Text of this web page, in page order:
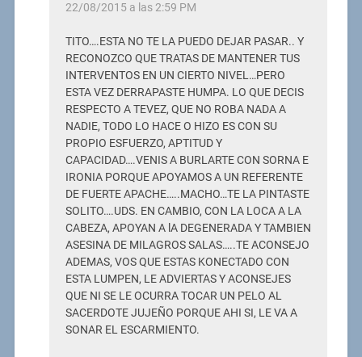
22/08/2015 a las 2:59 PM
TITO….ESTA NO TE LA PUEDO DEJAR PASAR.. Y
RECONOZCO QUE TRATAS DE MANTENER TUS
INTERVENTOS EN UN CIERTO NIVEL…PERO
ESTA VEZ DERRAPASTE HUMPA. LO QUE DECIS
RESPECTO A TEVEZ, QUE NO ROBA NADA A
NADIE, TODO LO HACE O HIZO ES CON SU
PROPIO ESFUERZO, APTITUD Y
CAPACIDAD….VENIS A BURLARTE CON SORNA E
IRONIA PORQUE APOYAMOS A UN REFERENTE
DE FUERTE APACHE…..MACHO…TE LA PINTASTE
SOLITO….UDS. EN CAMBIO, CON LA LOCA A LA
CABEZA, APOYAN A lA DEGENERADA Y TAMBIEN
ASESINA DE MILAGROS SALAS…..TE ACONSEJO
ADEMAS, VOS QUE ESTAS KONECTADO CON
ESTA LUMPEN, LE ADVIERTAS Y ACONSEJES
QUE NI SE LE OCURRA TOCAR UN PELO AL
SACERDOTE JUJEÑO PORQUE AHI SI, LE VA A
SONAR EL ESCARMIENTO.